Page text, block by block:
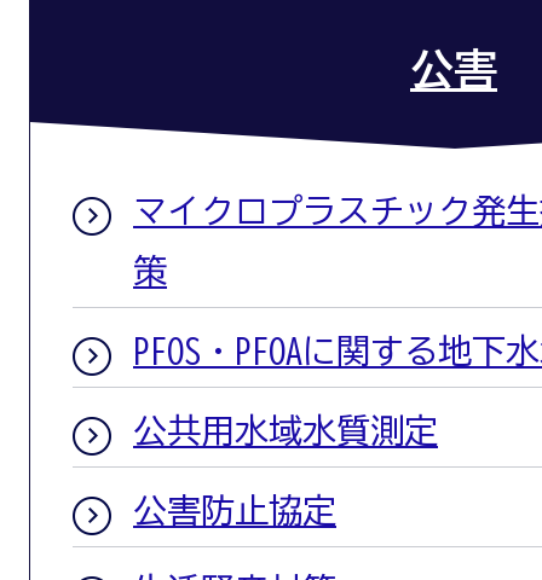
公害
マイクロプラスチック発
策
PFOS・PFOAに関する地下
公共用水域水質測定
公害防止協定